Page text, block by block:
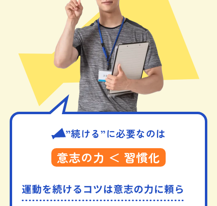
”続ける”に必要なのは
意志の力 ＜ 習慣化
運動を続けるコツは意志の力に頼ら